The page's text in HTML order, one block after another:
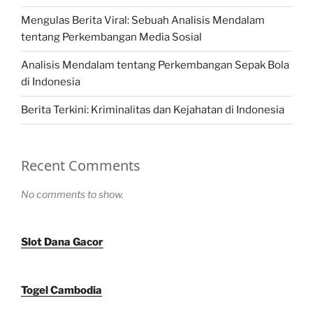
Mengulas Berita Viral: Sebuah Analisis Mendalam
tentang Perkembangan Media Sosial
Analisis Mendalam tentang Perkembangan Sepak Bola
di Indonesia
Berita Terkini: Kriminalitas dan Kejahatan di Indonesia
Recent Comments
No comments to show.
Slot Dana Gacor
Togel Cambodia